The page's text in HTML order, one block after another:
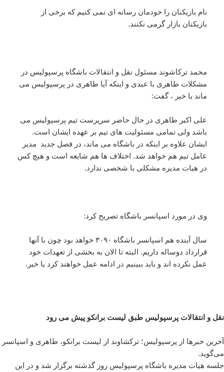
نام بازیکنان را خودمان رسانه ای نمی کنیم که برخی از
بازیکنان بازار گرمی نکنند.
محمد ترکاشوند مسئول نقل و انتقالات باشگاه پر‌سپولیس در
مشکلات طاهری با عبدی و اینکه آیا طاهری در پرسپولیس می
ماند یا خیر ، گفت:
علی اکبر طاهری در حال حاضر سرپرست تیم پرسپولیس می
باشد ولی تمامی مسئولیت های تیم بر عهده ایشان است.
ایشان علاوه بر اینکه در باشگاه می ماند، در فصل جدید مدیر
عامل تیم هم خواهد شد. اختلاف ها هم شایعه است و هیچ کس
در هیات مدیره مشکلی با شخصی ندارد.
وی در مورد اسپانسر باشگاه تصریح کرد:
سال آینده هم اسپانسر باشگاه ۳۰۹۰ خواهد بود چون با آنها
قرارداد دوساله داریم. البته تا الان به بخشی از تعهدات خود
عمل نکرده اند و باید ببینیم در ادامه عمل خواهند کرد یا خیر.
نقل و انتقالات پرسپولیس طبق لیست برانکو پیش می رود
آخرین خبرها از پرسپولیس؛ ترکشاوند از لیست برانکو، طاهری و اسپانسر
می‌گوید.
جلسه هیات مدیره باشگاه پرسپولیس روز گذشته برگزار شد و در این